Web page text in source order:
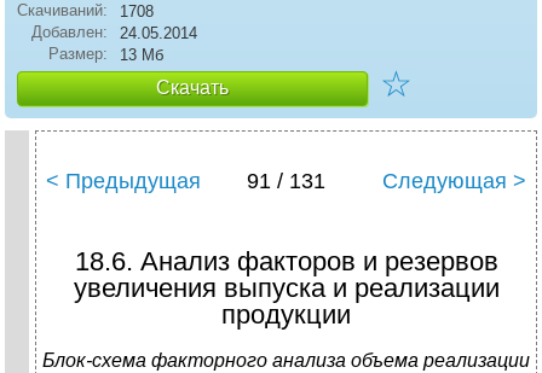
Скачиваний:
1708
Добавлен:
24.05.2014
Размер:
13 Мб
Скачать ☆
< Предыдущая 91 / 131 Следующая >
18.6. Анализ факторов и резервов
увеличения выпуска и реализации
продукции
Блок-схема факторного анализа объема реализации